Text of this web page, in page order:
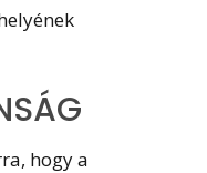
hogy a